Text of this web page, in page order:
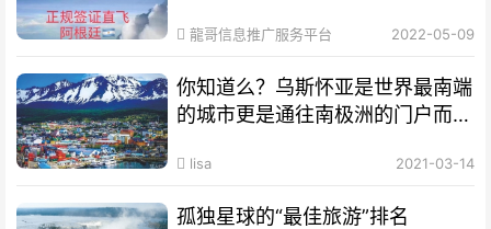
龍哥信息推广服务平台 2022-05-09
你知道么？乌斯怀亚是世界最南端
的城市更是通往南极洲的门户而驰
lisa 2021-03-14
孤独星球的“最佳旅游”排名